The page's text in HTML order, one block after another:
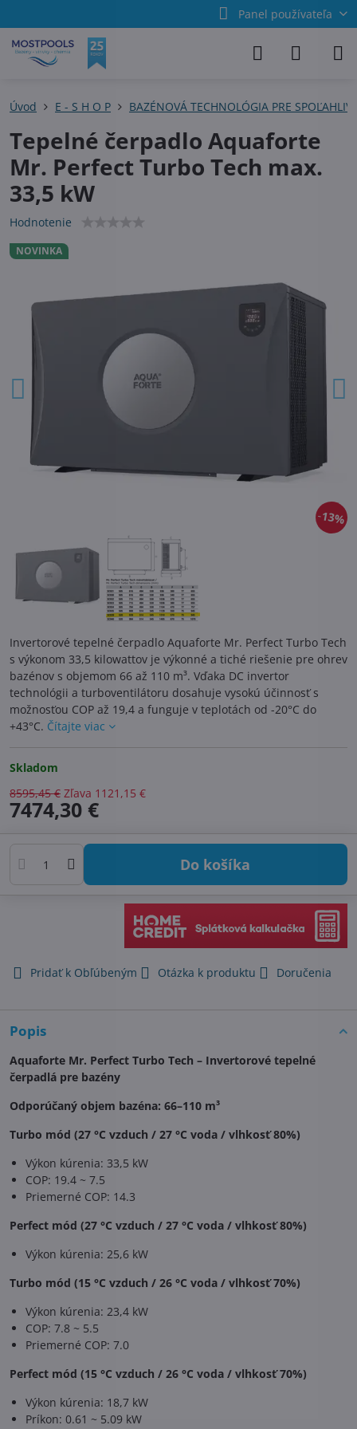
Panel používateľa
NOVINKA
13%
Úvod E - S H O P BAZÉNOVÁ TECHNOLÓGIA PRE
Tepelné čerpadlo Aquaforte
Mr. Perfect Turbo Tech max.
33,5 kW
Hodnotenie
Invertorové tepelné čerpadlo Aquaforte Mr. Perfect Turbo Tech
s výkonom 33,5 kilowattov je výkonné a tiché riešenie pre ohrev
bazénov s objemom 66 až 110 m³. Vďaka DC invertor
technológii a turboventilátoru dosahuje vysokú účinnosť s
možnosťou COP až 19,4 a funguje v teplotách od -20°C do
+43°C. Čítajte viac
Skladom
8595,45 € Zľava 1121,15 €
7474,30 €
Do košíka
Pridať k Obľúbeným Otázka k produktu Doručenia
Popis
Aquaforte Mr. Perfect Turbo Tech – Invertorové tepelné
čerpadlá pre bazény
Odporúčaný objem bazéna: 66–110 m³
Turbo mód (27 °C vzduch / 27 °C voda / vlhkosť 80%)
Výkon kúrenia: 33,5 kW
COP: 19.4 ~ 7.5
Priemerné COP: 14.3
Perfect mód (27 °C vzduch / 27 °C voda / vlhkosť 80%)
Výkon kúrenia: 25,6 kW
Turbo mód (15 °C vzduch / 26 °C voda / vlhkosť 70%)
Výkon kúrenia: 23,4 kW
COP: 7.8 ~ 5.5
Priemerné COP: 7.0
Perfect mód (15 °C vzduch / 26 °C voda / vlhkosť 70%)
Výkon kúrenia: 18,7 kW
Príkon: 0.61 ~ 5.09 kW